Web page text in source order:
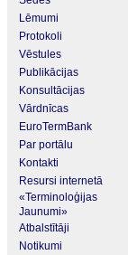
Lēmumi
Protokoli
Vēstules
Publikācijas
Konsultācijas
Vārdnīcas
EuroTermBank
Par portālu
Kontakti
Resursi internetā
«Terminoloģijas
Jaunumi»
Atbalstītāji
Notikumi